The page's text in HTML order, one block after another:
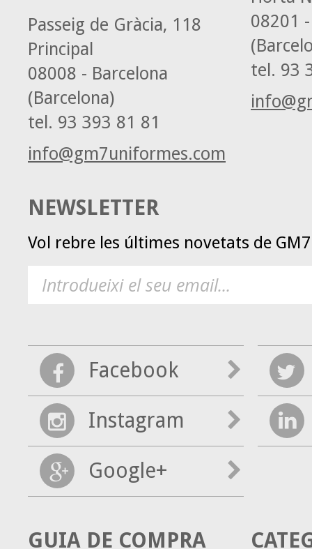
08201
tel. 93
Passeig de Gràcia, 118
Principal
08008 - Barcelona
(Barcelona)
tel. 93 393 81 81
info@gm7uniformes.com
NEWSLETTER
Vol rebre les últimes novetats de
Facebook
Instagram
Google+
GUIA DE COMPRA